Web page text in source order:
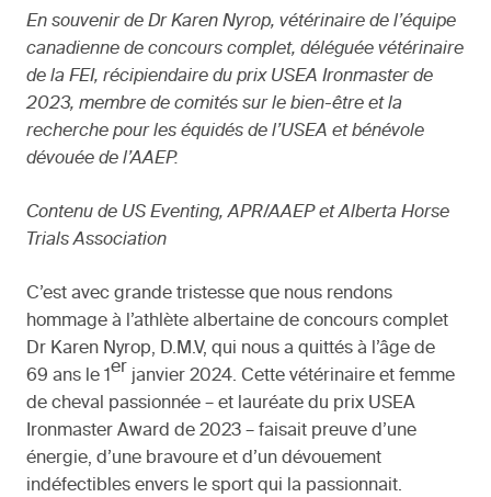
En souvenir de Dr Karen Nyrop, vétérinaire de l’équipe
canadienne de concours complet, déléguée vétérinaire
de la FEI, récipiendaire du prix USEA Ironmaster de
2023, membre de comités sur le bien-être et la
recherche pour les équidés de l’USEA et bénévole
dévouée de l’AAEP.
Contenu de US Eventing, APR/AAEP et Alberta Horse
Trials Association
C’est avec grande tristesse que nous rendons
hommage à l’athlète albertaine de concours complet
Dr Karen Nyrop, D.M.V, qui nous a quittés à l’âge de
69 ans le 1er janvier 2024. Cette vétérinaire et femme
de cheval passionnée – et lauréate du prix USEA
Ironmaster Award de 2023 – faisait preuve d’une
énergie, d’une bravoure et d’un dévouement
indéfectibles envers le sport qui la passionnait.